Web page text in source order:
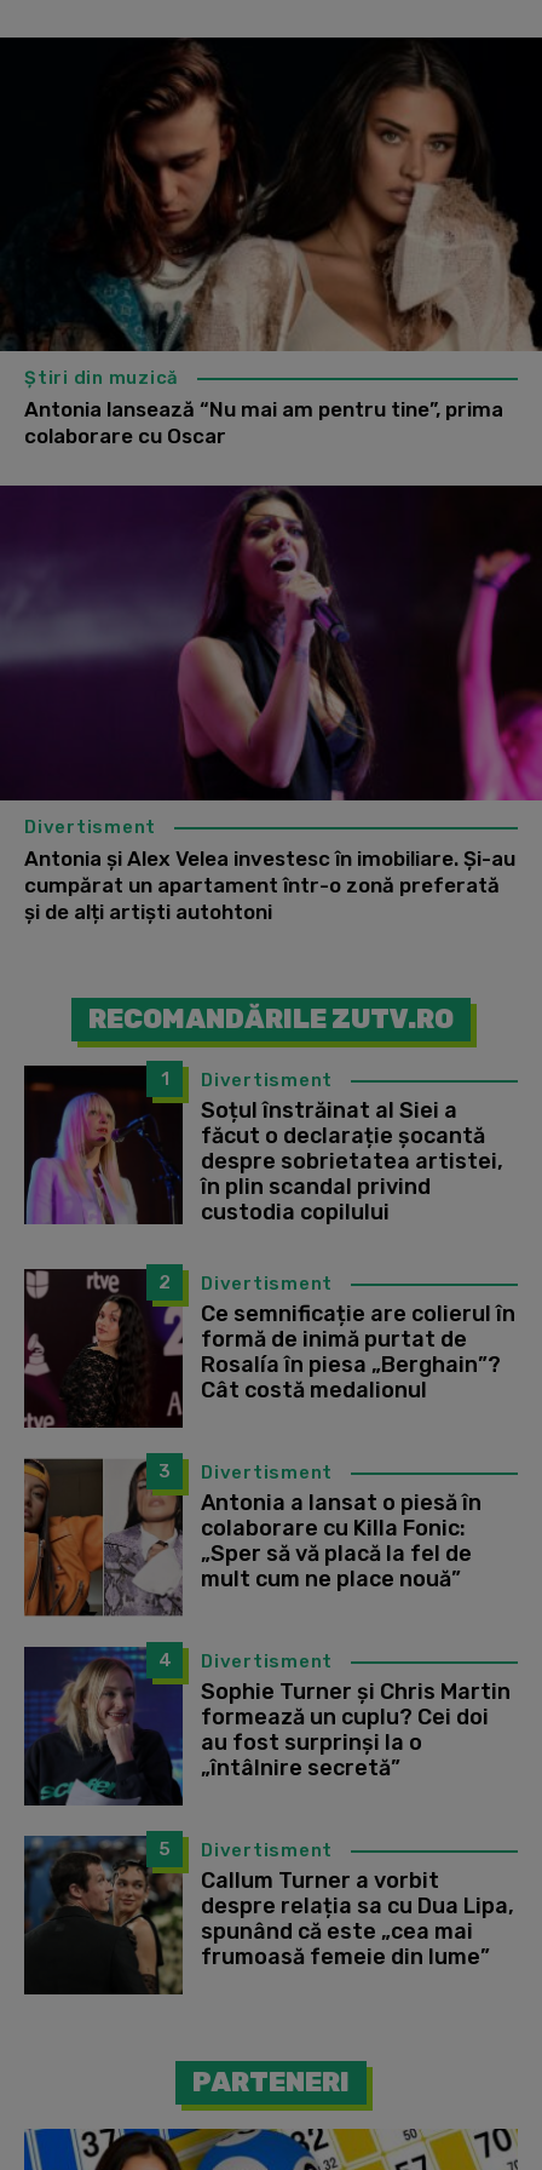
Știri din muzică
Antonia lansează “Nu mai am pentru tine”, prima
colaborare cu Oscar
Divertisment
Antonia și Alex Velea investesc în imobiliare. Și-au
cumpărat un apartament într-o zonă preferată
și de alți artiști autohtoni
RECOMANDĂRILE ZUTV.RO
1 Divertisment
Soțul înstrăinat al Siei a
făcut o declarație șocantă
despre sobrietatea artistei,
în plin scandal privind
custodia copilului
2 Divertisment
Ce semnificație are colierul în
formă de inimă purtat de
Rosalía în piesa „Berghain”?
Cât costă medalionul
3 Divertisment
Antonia a lansat o piesă în
colaborare cu Killa Fonic:
„Sper să vă placă la fel de
mult cum ne place nouă”
4 Divertisment
Sophie Turner și Chris Martin
formează un cuplu? Cei doi
au fost surprinși la o
„întâlnire secretă”
5 Divertisment
Callum Turner a vorbit
despre relația sa cu Dua Lipa,
spunând că este „cea mai
frumoasă femeie din lume”
PARTENERI